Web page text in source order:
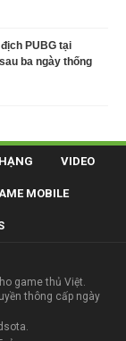
PUBG tại
ba ngày thống
VIDEO
MOBILE
game thủ Việt.
thông cấp ngày